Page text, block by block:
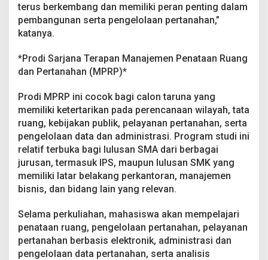
terus berkembang dan memiliki peran penting dalam
pembangunan serta pengelolaan pertanahan,”
katanya.
*Prodi Sarjana Terapan Manajemen Penataan Ruang
dan Pertanahan (MPRP)*
Prodi MPRP ini cocok bagi calon taruna yang
memiliki ketertarikan pada perencanaan wilayah, tata
ruang, kebijakan publik, pelayanan pertanahan, serta
pengelolaan data dan administrasi. Program studi ini
relatif terbuka bagi lulusan SMA dari berbagai
jurusan, termasuk IPS, maupun lulusan SMK yang
memiliki latar belakang perkantoran, manajemen
bisnis, dan bidang lain yang relevan.
Selama perkuliahan, mahasiswa akan mempelajari
penataan ruang, pengelolaan pertanahan, pelayanan
pertanahan berbasis elektronik, administrasi dan
pengelolaan data pertanahan, serta analisis